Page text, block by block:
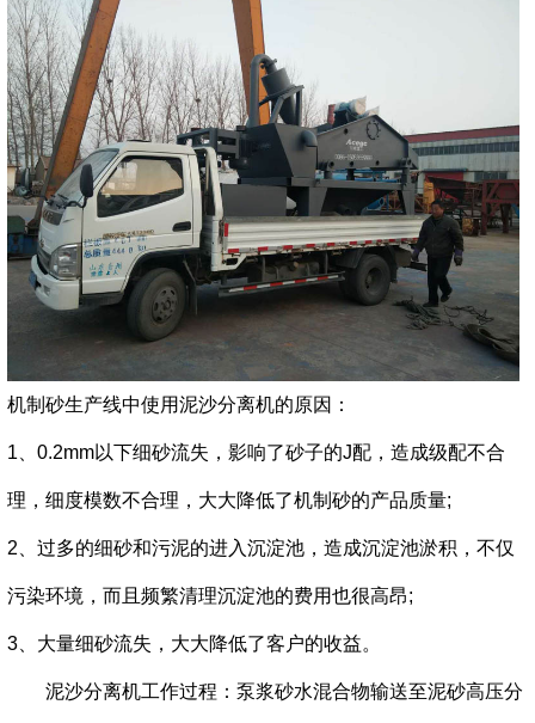
机制砂生产线中使用泥沙分离机的原因：
1、0.2mm以下细砂流失，影响了砂子的J配，造成级配不合
理，细度模数不合理，大大降低了机制砂的产品质量;
2、过多的细砂和污泥的进入沉淀池，造成沉淀池淤积，不仅
污染环境，而且频繁清理沉淀池的费用也很高昂;
3、大量细砂流失，大大降低了客户的收益。
泥沙分离机工作过程：泵浆砂水混合物输送至泥砂高压分